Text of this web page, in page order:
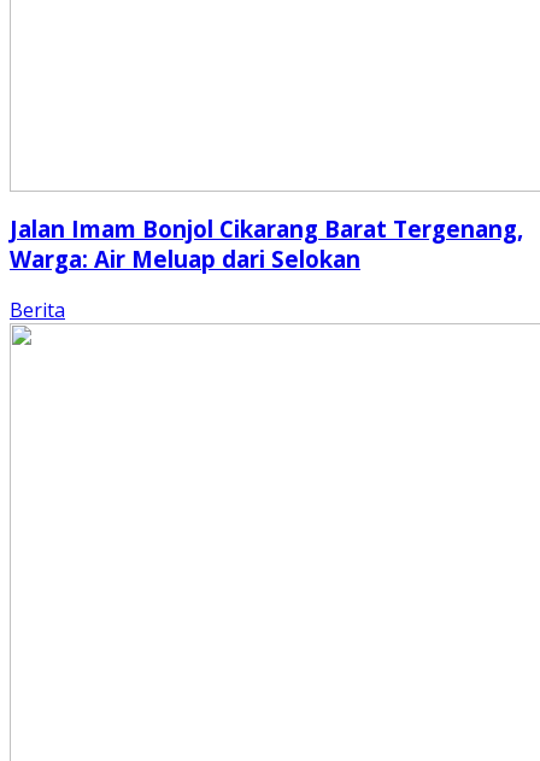
Jalan Imam Bonjol Cikarang Barat Tergenang,
Warga: Air Meluap dari Selokan
Berita